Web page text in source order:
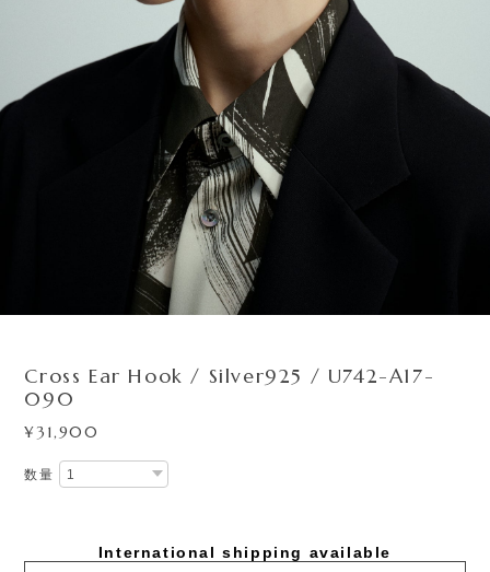
Cross Ear Hook / Silver925 / U742-A17-
090
¥31,900
数量
International shipping available